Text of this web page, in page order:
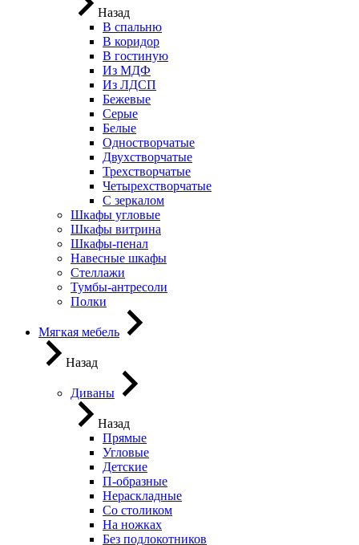
Назад
В спальню
В коридор
В гостиную
Из МДФ
Из ЛДСП
Бежевые
Серые
Белые
Одностворчатые
Двухстворчатые
Трехстворчатые
Четырехстворчатые
С зеркалом
Шкафы угловые
Шкафы витрина
Шкафы-пенал
Навесные шкафы
Стеллажи
Тумбы-антресоли
Полки
Мягкая мебель
Назад
Диваны
Назад
Прямые
Угловые
Детские
П-образные
Нераскладные
Со столиком
На ножках
Без подлокотников